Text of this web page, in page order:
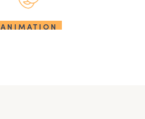
ANIMATION